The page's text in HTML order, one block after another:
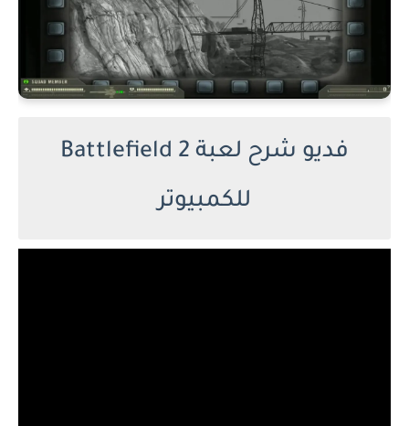
فديو شرح لعبة Battlefield 2
للكمبيوتر